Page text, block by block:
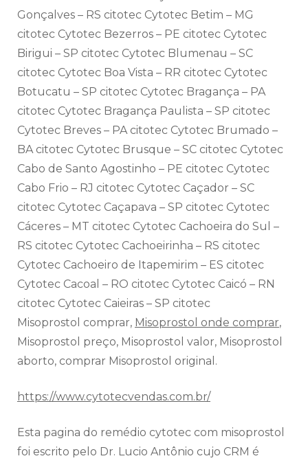
Gonçalves – RS citotec Cytotec Betim – MG
citotec Cytotec Bezerros – PE citotec Cytotec
Birigui – SP citotec Cytotec Blumenau – SC
citotec Cytotec Boa Vista – RR citotec Cytotec
Botucatu – SP citotec Cytotec Bragança – PA
citotec Cytotec Bragança Paulista – SP citotec
Cytotec Breves – PA citotec Cytotec Brumado –
BA citotec Cytotec Brusque – SC citotec Cytotec
Cabo de Santo Agostinho – PE citotec Cytotec
Cabo Frio – RJ citotec Cytotec Caçador – SC
citotec Cytotec Caçapava – SP citotec Cytotec
Cáceres – MT citotec Cytotec Cachoeira do Sul –
RS citotec Cytotec Cachoeirinha – RS citotec
Cytotec Cachoeiro de Itapemirim – ES citotec
Cytotec Cacoal – RO citotec Cytotec Caicó – RN
citotec Cytotec Caieiras – SP citotec
Misoprostol comprar, Misoprostol onde comprar,
Misoprostol preço, Misoprostol valor, Misoprostol
aborto, comprar Misoprostol original.
https://www.cytotecvendas.com.br/
Esta pagina do remédio cytotec com misoprostol
foi escrito pelo Dr. Lucio Antônio cujo CRM é